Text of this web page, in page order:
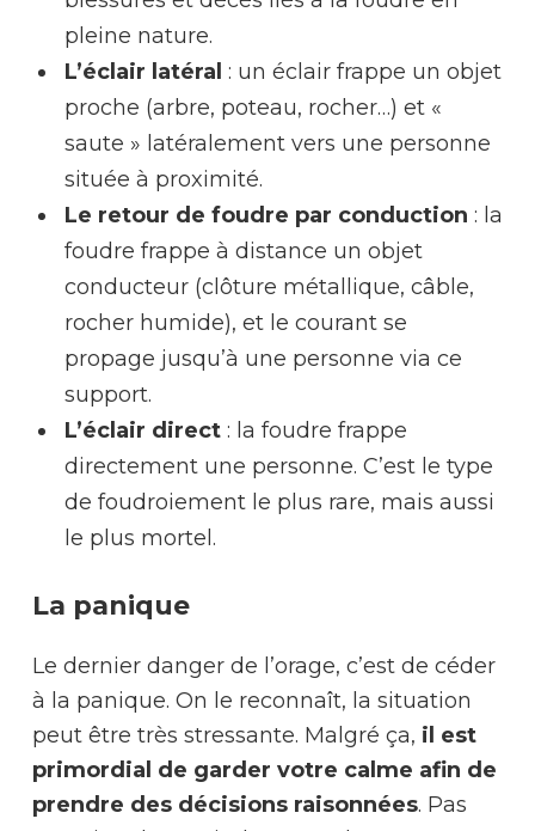
pleine nature.
L’éclair latéral : un éclair frappe un objet
proche (arbre, poteau, rocher…) et «
saute » latéralement vers une personne
située à proximité.
Le retour de foudre par conduction : la
foudre frappe à distance un objet
conducteur (clôture métallique, câble,
rocher humide), et le courant se
propage jusqu’à une personne via ce
support.
L’éclair direct: la foudre frappe
directement une personne. C’est le type
de foudroiement le plus rare, mais aussi
le plus mortel.
La panique
Le dernier danger de l’orage, c’est de céder
à la panique. On le reconnaît, la situation
peut être très stressante. Malgré ça, il est
primordial de garder votre calme afin de
prendre des décisions raisonnées. Pas